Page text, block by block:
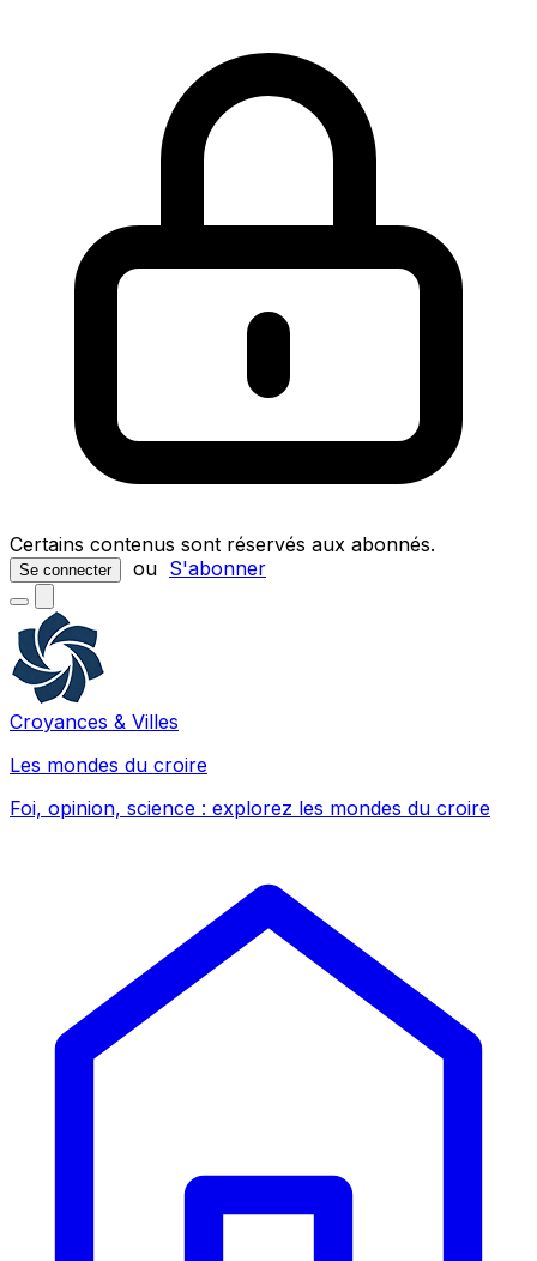
Certains contenus sont réservés aux abonnés.
Se connecter ou S'abonner
Croyances & Villes
Les mondes du croire
Foi, opinion, science : explorez les mondes du croire